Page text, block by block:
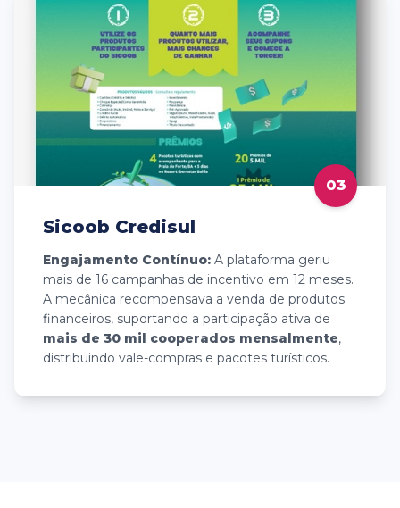
03
Sicoob Credisul
Engajamento Contínuo: A plataforma geriu
mais de 16 campanhas de incentivo em 12 meses.
A mecânica recompensava a venda de produtos
financeiros, suportando a participação ativa de
mais de 30 mil cooperados mensalmente,
distribuindo vale-compras e pacotes turísticos.